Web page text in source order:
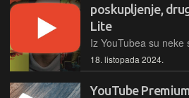
poskupljenje,
Lite
18. listopada 2024.
YouTube